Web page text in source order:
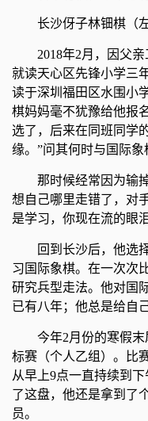
长沙伢子林钿棋（
2018年2月，因父
就读天心区先锋小学三
读于深圳福田区水围小
棋妈妈毫不犹豫给他报
选了，后来在同班同学
缘。”问其何时与国际象
那时候经常因为输
想自己哪里走错了，对
是学习，你现在流的眼
回到长沙后，他选
习国际象棋。在一次次
研究兵型走法。他对国
已有八年；他总是给自
今年2月份的寒假
标赛（个人乙组）。比
从早上9点一直持续到
了这盘，他还是拿到了
员。